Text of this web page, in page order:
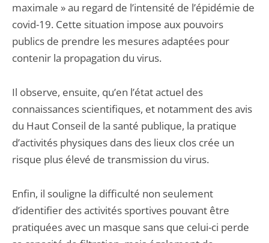
maximale » au regard de l’intensité de l’épidémie de
covid-19. Cette situation impose aux pouvoirs
publics de prendre les mesures adaptées pour
contenir la propagation du virus.
Il observe, ensuite, qu’en l’état actuel des
connaissances scientifiques, et notamment des avis
du Haut Conseil de la santé publique, la pratique
d’activités physiques dans des lieux clos crée un
risque plus élevé de transmission du virus.
Enfin, il souligne la difficulté non seulement
d’identifier des activités sportives pouvant être
pratiquées avec un masque sans que celui-ci perde